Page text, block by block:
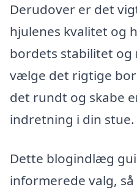
Derudover er det
hjulenes kvalitet og
bordets stabilitet og
vælge det rigtige
det rundt og skabe
indretning i din stue.
Dette blogindlæg
informerede valg,